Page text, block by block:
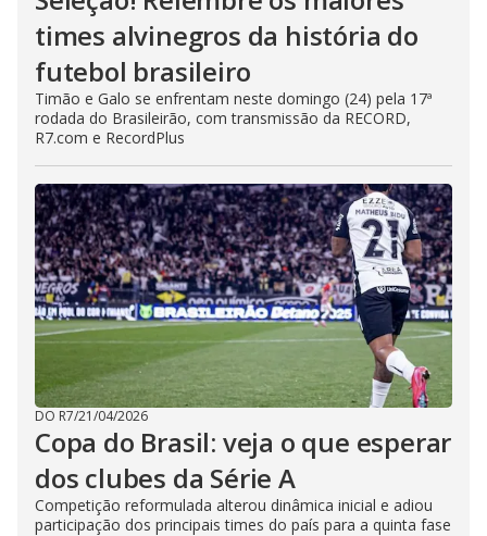
times alvinegros da história do
futebol brasileiro
Timão e Galo se enfrentam neste domingo (24) pela 17ª
rodada do Brasileirão, com transmissão da RECORD,
R7.com e RecordPlus
DO R7/21/04/2026
Copa do Brasil: veja o que esperar
dos clubes da Série A
Competição reformulada alterou dinâmica inicial e adiou
participação dos principais times do país para a quinta fase